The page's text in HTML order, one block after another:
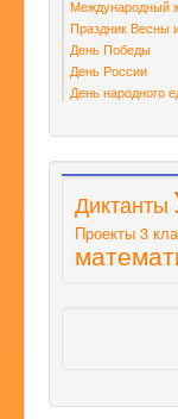
Международный
Праздник Весны
День Победы
День России
День народного
Диктанты
Проекты 3